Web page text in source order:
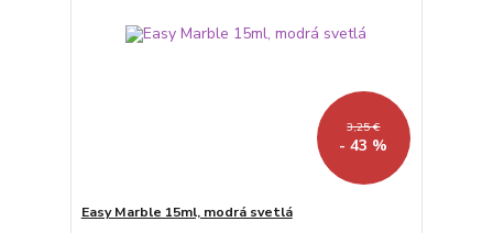
3,25 €
- 43 %
Easy Marble 15ml, modrá svetlá